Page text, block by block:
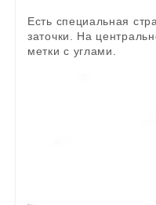
Есть специальная
заточки. На
метки с углами.